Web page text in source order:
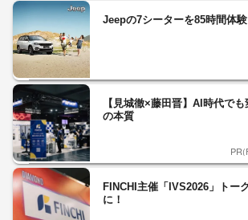
Jeepの7シーターを85時間体験
【見城徹×藤田晋】AI時代で
の本質
FINCHI主催「IVS2026」トー
に！